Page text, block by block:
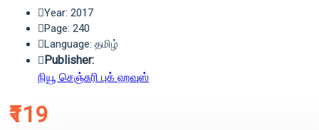
₹119
Year: 2017
Page: 240
Language: தமிழ்
Publisher:
நியூ செஞ்சுரி புக் ஹவுஸ்